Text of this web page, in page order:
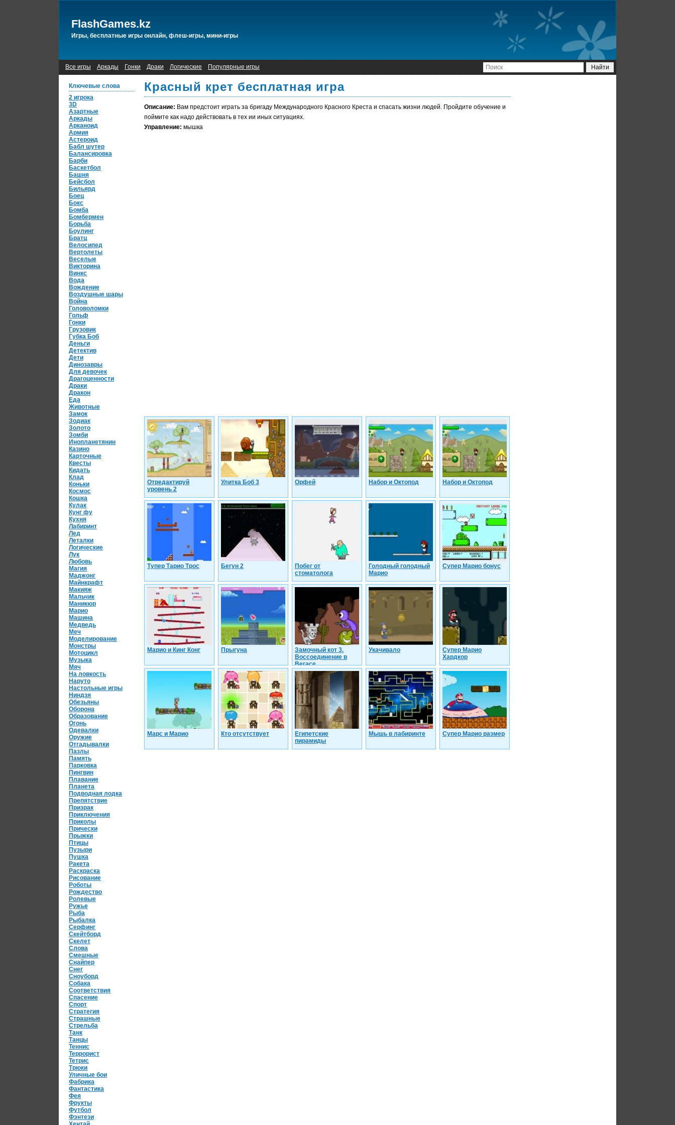
FlashGames.kz
Игры, бесплатные игры онлайн, флеш-игры, мини-игры
Все игры Аркады Гонки Драки Логические Популярные игры
Ключевые слова
2 игрока
3D
Азартные
Аркады
Арканоид
Армия
Астероид
Бабл шутер
Балансировка
Барби
Баскетбол
Башня
Бейсбол
Бильярд
Боец
Бокс
Бомба
Бомбермен
Борьба
Боулинг
Братц
Велосипед
Вертолеты
Веселые
Викторина
Винкс
Вода
Вождение
Воздушные шары
Война
Головоломки
Гольф
Гонки
Грузовик
Губка Боб
Деньги
Детектив
Дети
Динозавры
Для девочек
Драгоценности
Драки
Дракон
Еда
Животные
Замок
Зодиак
Золото
Зомби
Инопланетянин
Казино
Карточные
Квесты
Кидать
Клад
Коньки
Космос
Кошка
Кулак
Кунг фу
Кухня
Лабиринт
Лед
Леталки
Логические
Лук
Любовь
Магия
Маджонг
Майнкрафт
Макияж
Мальчик
Маникюр
Марио
Машина
Медведь
Меч
Моделирование
Монстры
Мотоцикл
Музыка
Мяч
На ловкость
Наруто
Настольные игры
Ниндзя
Обезьяны
Оборона
Образование
Огонь
Одевалки
Оружие
Отгадывалки
Пазлы
Память
Парковка
Пингвин
Плавание
Планета
Подводная лодка
Препятствие
Призрак
Приключения
Приколы
Прически
Прыжки
Птицы
Пузыри
Пушка
Ракета
Раскраска
Рисование
Роботы
Рождество
Ролевые
Ружье
Рыба
Рыбалка
Серфинг
Скейтборд
Скелет
Слова
Смешные
Снайпер
Снег
Сноуборд
Собака
Соответствия
Спасение
Спорт
Стратегия
Страшные
Стрельба
Танк
Танцы
Теннис
Террорист
Тетрис
Трюки
Уличные бои
Фабрика
Фантастика
Фея
Фрукты
Футбол
Фэнтези
Красный крет бесплатная игра
Описание: Вам предстоит играть за бригаду Международного Красного Креста и спасать жизни людей. Пройдите обучение и
поймите как надо действовать в тех ии иных ситуациях.
Управление: мышка
Отредактируй
уровень 2
Улитка Боб 3 Орфей Набор и Октопод Набор и Октопод
Тупер Тарио Трос Бегун 2
Побег от
стоматолога
Голодный голодный
Марио
Супер Марио бонус
Марио и Кинг Конг Прыгуна
Замочный кот 3.
Воссоединение в
Вегасе
Укачивало
Супер Марио
Хардкор
Марс и Марио Кто отсутствует
Египетские
пирамиды
Мышь в лабиринте Супер Марио размер